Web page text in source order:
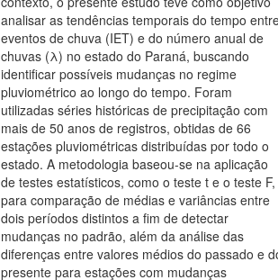
analisar as tendências temporais do tempo
eventos de chuva (IET) e do número anual de
chuvas (λ) no estado do Paraná, buscando
identificar possíveis mudanças no regime
pluviométrico ao longo do tempo. Foram
utilizadas séries históricas de precipitação com
mais de 50 anos de registros, obtidas de 66
estações pluviométricas distribuídas por todo o
estado. A metodologia baseou-se na aplicação
de testes estatísticos, como o teste t e o teste F,
para comparação de médias e variâncias entre
dois períodos distintos a fim de detectar
mudanças no padrão, além da análise das
diferenças entre valores médios do passado e
presente para estações com mudanças